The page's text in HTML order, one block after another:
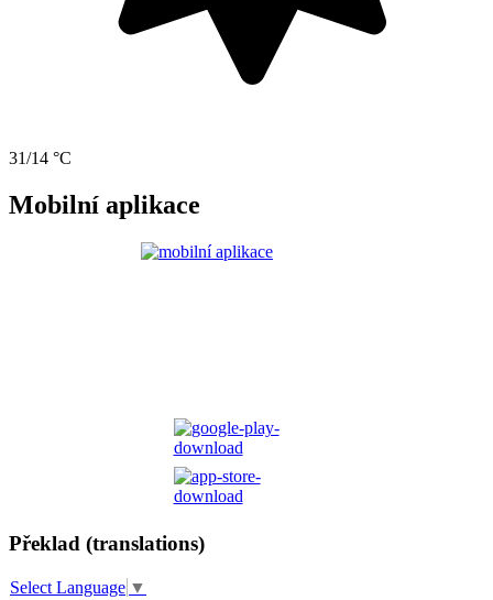
31/14 °C
Mobilní aplikace
Překlad (translations)
Select Language ▼